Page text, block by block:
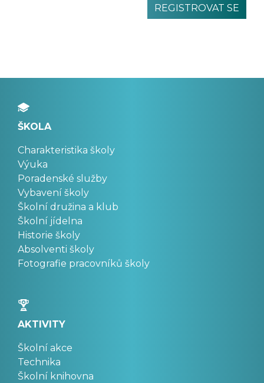
ŠKOLA
Charakteristika školy
Výuka
Poradenské služby
Vybavení školy
Školní družina a klub
Školní jídelna
Historie školy
Absolventi školy
Fotografie pracovníků školy
AKTIVITY
Školní akce
Technika
Školní knihovna